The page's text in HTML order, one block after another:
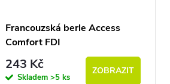
Francouzská berle Access
Comfort FDI
243 Kč
Skladem>5 ks
ZOBRAZIT